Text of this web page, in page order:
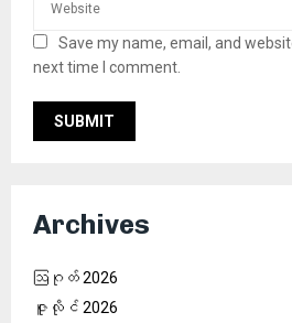
Save my name, email, and
next time I comment.
Archives
ဩဂုတ် 2026
ဇူလိုင် 2026